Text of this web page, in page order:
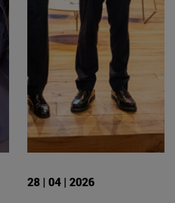
28 | 04 | 2026